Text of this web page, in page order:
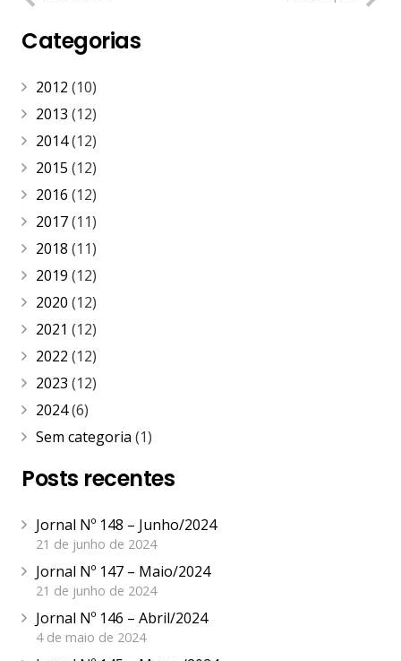
Categorias
2012 (10)
2013 (12)
2014(12)
2015 (12)
2016 (12)
2017(11)
2018 (11)
2019 (12)
2020 (12)
2021 (12)
2022 (12)
2023 (12)
2024(6)
Sem categoria (1)
Posts recentes
Jornal Nº 148 – Junho/2024
21 de junho de 2024
Jornal Nº 147 – Maio/2024
21 de junho de 2024
Jornal Nº 146 – Abril/2024
4 de maio de 2024